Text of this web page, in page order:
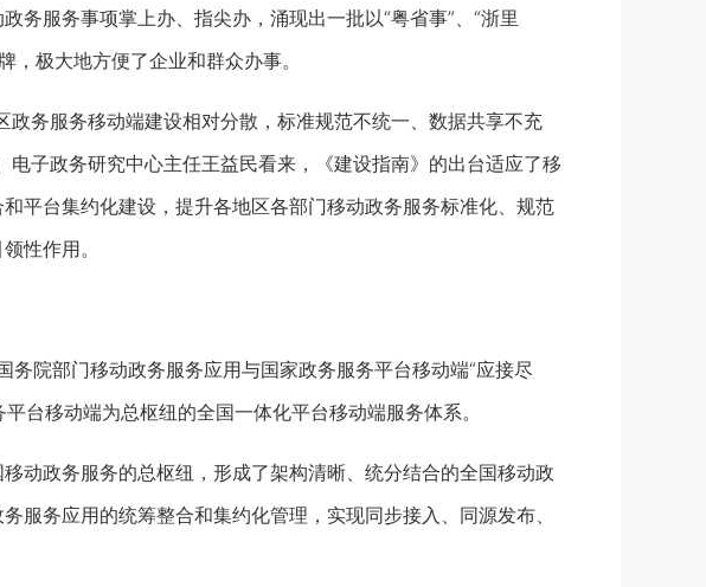
服务事项掌上办、指尖办，涌现出一批以“粤省事”、“浙里
，极大地方便了企业和群众办事。
务服务移动端建设相对分散，标准规范不统一、数据共享不充
子政务研究中心主任王益民看来，《建设指南》的出台适应了移
平台集约化建设，提升各地区各部门移动政务服务标准化、规范
性作用。
部门移动政务服务应用与国家政务服务平台移动端“应接尽
台移动端为总枢纽的全国一体化平台移动端服务体系。
政务服务的总枢纽，形成了架构清晰、统分结合的全国移动政
服务应用的统筹整合和集约化管理，实现同步接入、同源发布、